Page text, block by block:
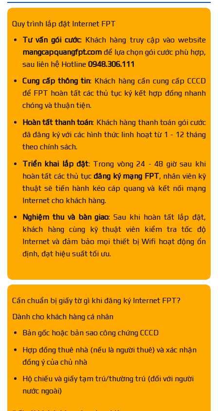
Quy trình lắp đặt Internet FPT
Tư vấn gói cước: Khách hàng truy cập vào website
mangcapquangfpt.comđể lựa chọn gói cước phù hợp,
sau liên hệ Hotline 0948.306.111
Cung cấp thông tin: Khách hàng cần cung cấp CCCD
để FPT hoàn tất các thủ tục ký kết hợp đồng nhanh
chóng và thuận tiện.
Hoàn tất thanh toán: Khách hàng thanh toán gói cước
đã đăng ký với các hình thức linh hoạt từ 1 - 12 tháng
theo chính sách.
Triển khai lắp đặt: Trong vòng 24 - 48 giờ sau khi
hoàn tất các thủ tục đăng ký mạng FPT, nhân viên kỹ
thuật sẽ tiến hành kéo cáp quang và kết nối mạng
Internet cho khách hàng.
Nghiệm thu và bàn giao: Sau khi hoàn tất lắp đặt,
khách hàng cùng kỹ thuật viên kiểm tra tốc độ
Internet và đảm bảo mọi thiết bị Wifi hoạt động ổn
định, đạt hiệu suất tối ưu.
Cần chuẩn bị giấy tờ gì khi đăng ký Internet FPT?
Dành cho khách hàng cá nhân
Bản gốc hoặc bản sao công chứng CCCD
Hợp đồng thuê nhà (nếu là người thuê) và xác nhận
đồng ý của chủ nhà
Hộ chiếu và giấy tạm trú/thường trú (đối với người
nước ngoài)